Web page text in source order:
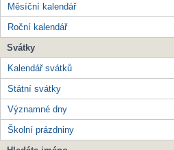
Měsíční kalendář
Roční kalendář
Svátky
Kalendář svátků
Státní svátky
Významné dny
Školní prázdniny